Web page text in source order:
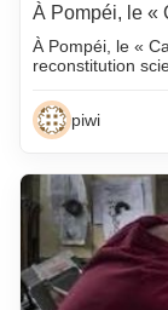
À Pompéi, le «
À Pompéi, le «
reconstitution
piwi